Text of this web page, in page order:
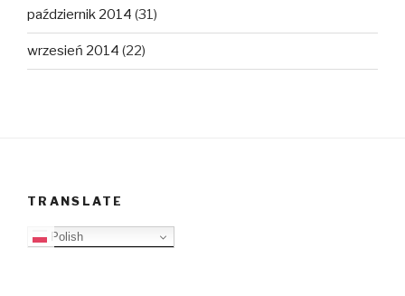
październik 2014 (31)
wrzesień 2014 (22)
TRANSLATE
Polish